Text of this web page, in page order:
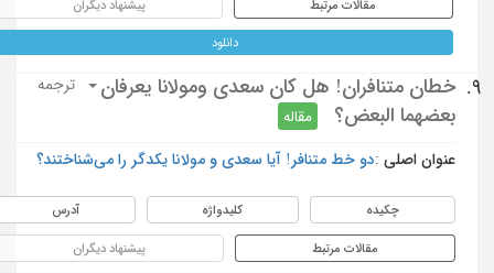
مقالات مرتبط پیشنهاد دیگران
دانلود
9.
خطان متنافران! هل كان سعدي ومولانا يعرفان
بعضهما البعض؟
مقاله
ترجمه
عنوان اصلی : دو خط متنافر! آیا سعدی و مولانا یکدگر را می‌شناختند؟
چکیده کلیدواژه آدرس
مقالات مرتبط پیشنهاد دیگران